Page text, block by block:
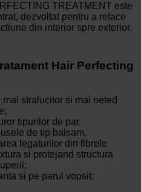
TREATMENT este
dezvoltat pentru a reface
din interior spre exterior.
Hair Perfecting
stralucitor si mai neted
tipurilor de par.
de tip balsam,
legaturilor din fibrele
si protejand structura
si pe parul vopsit;